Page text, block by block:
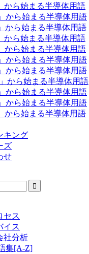
から始まる半導体用語
から始まる半導体用語
から始まる半導体用語
から始まる半導体用語
から始まる半導体用語
から始まる半導体用語
から始まる半導体用語
」から始まる半導体用語
から始まる半導体用語
から始まる半導体用語
から始まる半導体用語
キング
ズ
せ
セス
イス
社分析
集[A-Z]